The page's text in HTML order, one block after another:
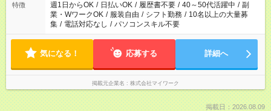
特徴 週1日からOK / 日払いOK / 履歴書不要 / 40～50代活躍中 / 副
業・WワークOK / 服装自由 / シフト勤務 / 10名以上の大量募
集 / 電話対応なし / パソコンスキル不要
気になる！ 応募する 詳細へ
掲載元企業名 株式会社マイワーク
掲載日：2026.08.09